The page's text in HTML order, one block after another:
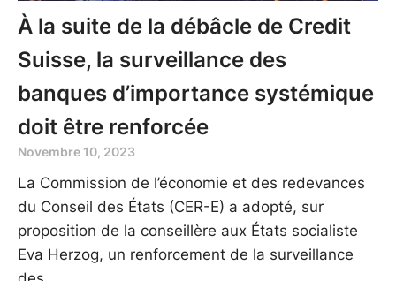
À la suite de la débâcle de Credit
Suisse, la surveillance des
banques d’importance systémique
doit être renforcée
Novembre 10, 2023
La Commission de l’économie et des redevances
du Conseil des États (CER-E) a adopté, sur
proposition de la conseillère aux États socialiste
Eva Herzog, un renforcement de la surveillance